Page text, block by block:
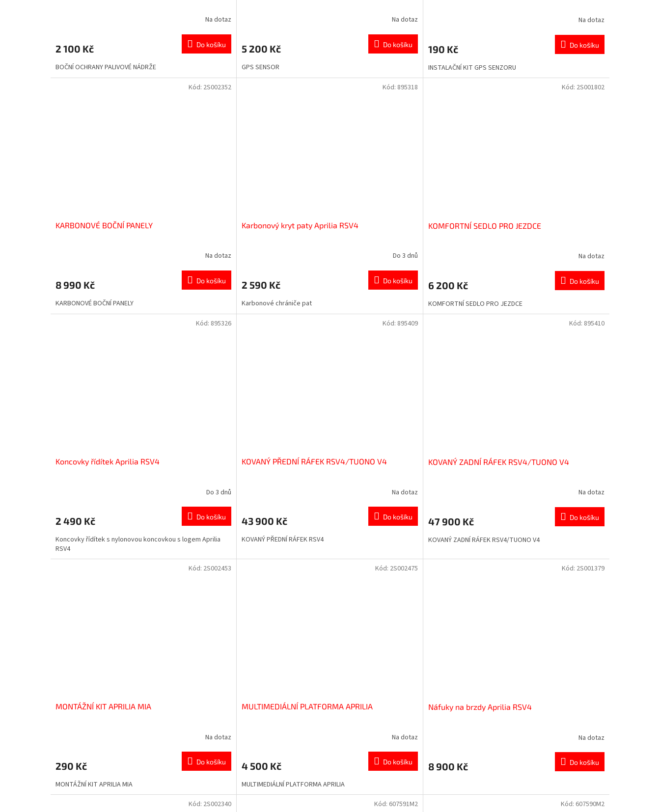
Na dotaz
2 100 Kč Do košíku
BOČNÍ OCHRANY PALIVOVÉ NÁDRŽE
Na dotaz
5 200 Kč Do košíku
GPS SENSOR
Na dotaz
190 Kč Do košíku
INSTALAČNÍ KIT GPS SENZORU
KARBONOVÉ BOČNÍ PANELY
Na dotaz
8 990 Kč Do košíku
KARBONOVÉ BOČNÍ PANELY
Kód: 2S002352
Karbonový kryt paty Aprilia RSV4
Do 3 dnů
2 590 Kč Do košíku
Karbonové chrániče pat
Kód: 895318
KOMFORTNÍ SEDLO PRO JEZDCE
Na dotaz
6 200 Kč Do košíku
KOMFORTNÍ SEDLO PRO JEZDCE
Kód: 2S001802
Koncovky řídítek Aprilia RSV4
Do 3 dnů
2 490 Kč Do košíku
Koncovky řídítek s nylonovou koncovkou s logem Aprilia
RSV4
Kód: 895326
KOVANÝ PŘEDNÍ RÁFEK RSV4/TUONO V4
Na dotaz
43 900 Kč Do košíku
KOVANÝ PŘEDNÍ RÁFEK RSV4
Kód: 895409
KOVANÝ ZADNÍ RÁFEK RSV4/TUONO V4
Na dotaz
47 900 Kč Do košíku
KOVANÝ ZADNÍ RÁFEK RSV4/TUONO V4
Kód: 895410
MONTÁŽNÍ KIT APRILIA MIA
Na dotaz
290 Kč Do košíku
MONTÁŽNÍ KIT APRILIA MIA
Kód: 2S002453
MULTIMEDIÁLNÍ PLATFORMA APRILIA
Na dotaz
4 500 Kč Do košíku
MULTIMEDIÁLNÍ PLATFORMA APRILIA
Kód: 2S002475
Náfuky na brzdy Aprilia RSV4
Na dotaz
8 900 Kč Do košíku
Kód: 2S001379
Kód: 2S002340 Kód: 607591M2 Kód: 607590M2